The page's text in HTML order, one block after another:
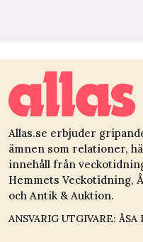
Allas.se erbjuder
ämnen som relationer,
innehåll från
Hemmets Veckotidning,
och Antik & Auktion.
ANSVARIG UTGIVARE: